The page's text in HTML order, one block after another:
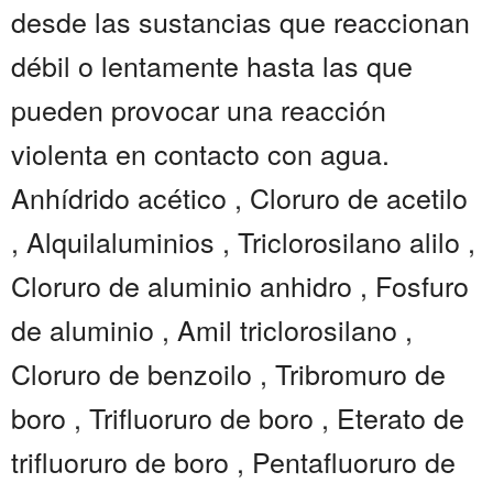
desde las sustancias que reaccionan
débil o lentamente hasta las que
pueden provocar una reacción
violenta en contacto con agua.
Anhídrido acético , Cloruro de acetilo
, Alquilaluminios , Triclorosilano alilo ,
Cloruro de aluminio anhidro , Fosfuro
de aluminio , Amil triclorosilano ,
Cloruro de benzoilo , Tribromuro de
boro , Trifluoruro de boro , Eterato de
trifluoruro de boro , Pentafluoruro de